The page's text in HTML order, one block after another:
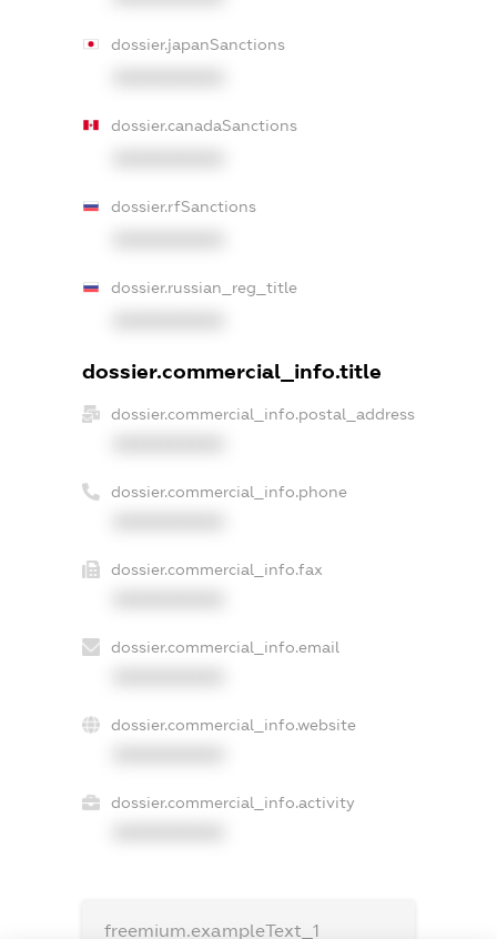
dossier.japanSanctions
dossier.canadaSanctions
dossier.rfSanctions
dossier.russian_reg_title
dossier.commercial_info.title
dossier.commercial_info.postal_address
dossier.commercial_info.phone
dossier.commercial_info.fax
dossier.commercial_info.email
dossier.commercial_info.website
dossier.commercial_info.activity
freemium.exampleText_1